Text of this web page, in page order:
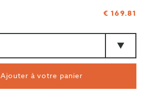
€ 169.81
Ajouter à votre panier